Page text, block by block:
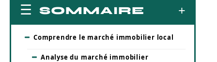
SOMMAIRE
Comprendre le marché immobilier local
Analyse du marché immobilier